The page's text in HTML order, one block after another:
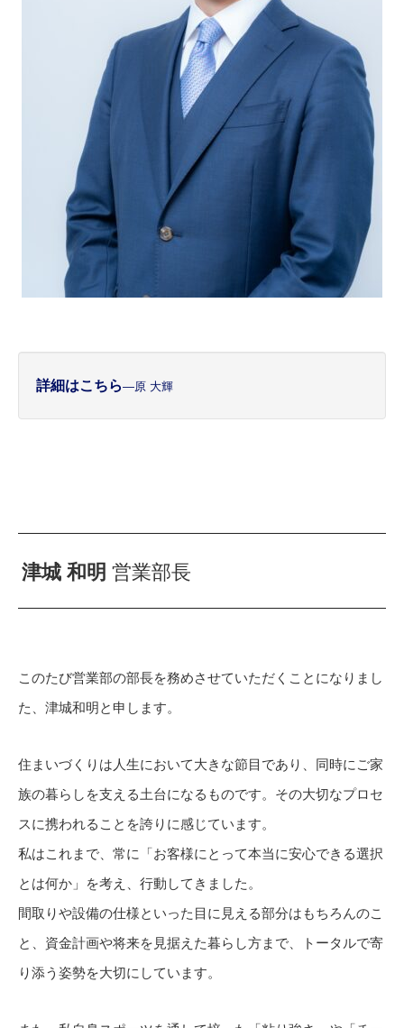
詳細はこちら―原 大輝
津城 和明営業部長
このたび営業部の部長を務めさせていただくことになりまし
た、津城和明と申します。
住まいづくりは人生において大きな節目であり、同時にご家
族の暮らしを支える土台になるものです。その大切なプロセ
スに携われることを誇りに感じています。
私はこれまで、常に「お客様にとって本当に安心できる選択
とは何か」を考え、行動してきました。
間取りや設備の仕様といった目に見える部分はもちろんのこ
と、資金計画や将来を見据えた暮らし方まで、トータルで寄
り添う姿勢を大切にしています。